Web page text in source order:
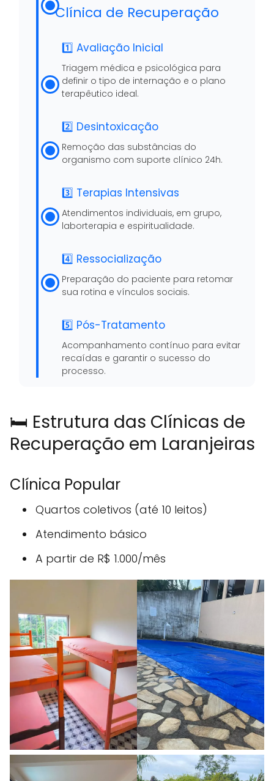
Clínica de Recuperação
1️⃣ Avaliação Inicial
Triagem médica e psicológica para
definir o tipo de internação e o plano
terapêutico ideal.
2️⃣ Desintoxicação
Remoção das substâncias do
organismo com suporte clínico 24h.
3️⃣ Terapias Intensivas
Atendimentos individuais, em grupo,
laborterapia e espiritualidade.
4️⃣ Ressocialização
Preparação do paciente para retomar
sua rotina e vínculos sociais.
5️⃣ Pós-Tratamento
Acompanhamento contínuo para evitar
recaídas e garantir o sucesso do
processo.
🛏️ Estrutura das Clínicas de
Recuperação em Laranjeiras
Clínica Popular
Quartos coletivos (até 10 leitos)
Atendimento básico
A partir de R$ 1.000/mês